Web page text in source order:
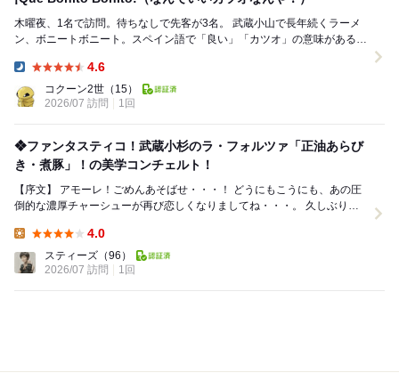
木曜夜、1名で訪問。待ちなしで先客が3名。 武蔵小山で長年続くラーメ
ン、ボニートボニート。スペイン語で「良い」「カツオ」の意味があるボ
4.6
コクーン2世 （15）
2026/07 訪問
1回
❖ファンタスティコ！武蔵小杉のラ・フォルツァ「正油あらび
き・煮豚」！の美学コンチェルト！
【序文】 アモーレ！ごめんあそばせ・・・！ どうにもこうにも、あの圧
倒的な濃厚チャーシューが再び恋しくなりましてね・・・。 久しぶり
4.0
スティーズ （96）
2026/07 訪問
1回